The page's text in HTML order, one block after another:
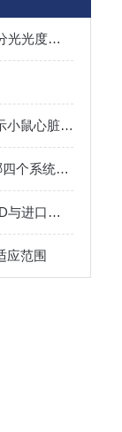
NanoDropone微量紫外分光光度计的原理与应用
微重力细胞培养系统揭示小鼠心脏在模拟失重下的微观病变机制
BD 流式细胞仪主要由哪四个系统组成？
北京科誉兴业TDCCS-3D与进口微重力培养系统对比
应范围